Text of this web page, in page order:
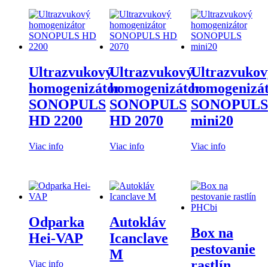
Ultrazvukový
homogenizátor
SONOPULS
HD 2200
Viac info
Ultrazvukový
homogenizátor
SONOPULS
HD 2070
Viac info
SONOPULS
mini20
Viac info
Odparka
Hei-VAP
Viac info
Autokláv
Icanclave
M
Box na
pestovanie